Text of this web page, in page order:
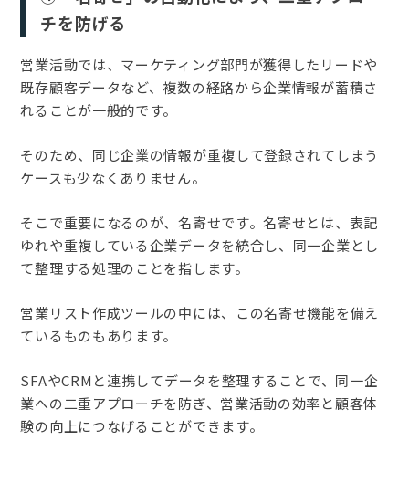
チを防げる
営業活動では、マーケティング部門が獲得したリードや
既存顧客データなど、複数の経路から企業情報が蓄積さ
れることが一般的です。
そのため、同じ企業の情報が重複して登録されてしまう
ケースも少なくありません。
そこで重要になるのが、名寄せです。名寄せとは、表記
ゆれや重複している企業データを統合し、同一企業とし
て整理する処理のことを指します。
営業リスト作成ツールの中には、この名寄せ機能を備え
ているものもあります。
SFAやCRMと連携してデータを整理することで、同一企
業への二重アプローチを防ぎ、営業活動の効率と顧客体
験の向上につなげることができます。